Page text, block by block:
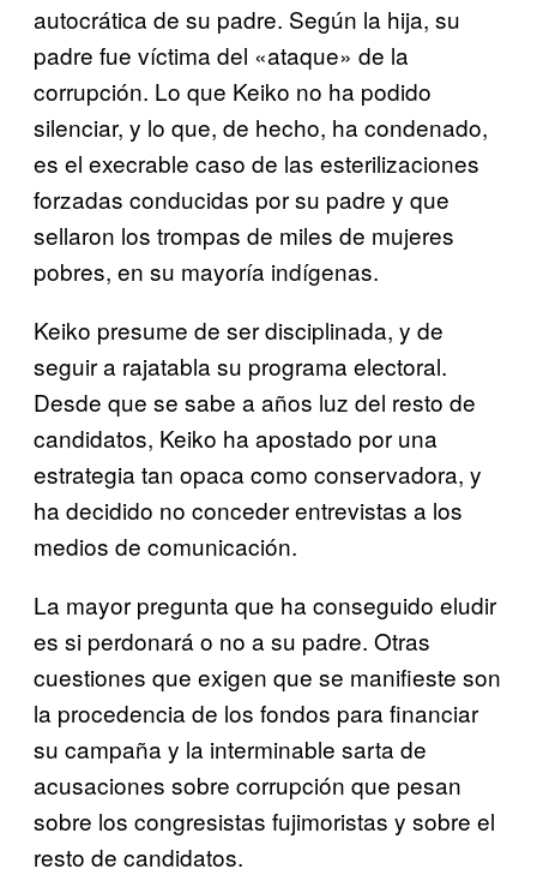
autocrática de su padre. Según la hija, su
padre fue víctima del «ataque» de la
corrupción. Lo que Keiko no ha podido
silenciar, y lo que, de hecho, ha condenado,
es el execrable caso de las esterilizaciones
forzadas conducidas por su padre y que
sellaron los trompas de miles de mujeres
pobres, en su mayoría indígenas.
Keiko presume de ser disciplinada, y de
seguir a rajatabla su programa electoral.
Desde que se sabe a años luz del resto de
candidatos, Keiko ha apostado por una
estrategia tan opaca como conservadora, y
ha decidido no conceder entrevistas a los
medios de comunicación.
La mayor pregunta que ha conseguido eludir
es si perdonará o no a su padre. Otras
cuestiones que exigen que se manifieste son
la procedencia de los fondos para financiar
su campaña y la interminable sarta de
acusaciones sobre corrupción que pesan
sobre los congresistas fujimoristas y sobre el
resto de candidatos.